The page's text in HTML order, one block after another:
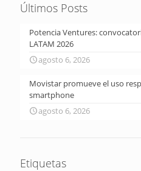
Últimos Posts
Potencia Ventures:
LATAM 2026
agosto 6, 2026
Movistar promueve el uso
smartphone
agosto 6, 2026
Etiquetas